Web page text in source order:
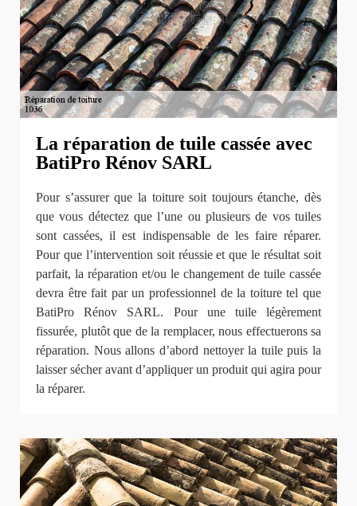
La réparation de tuile cassée avec
BatiPro Rénov SARL
Pour s’assurer que la toiture soit toujours étanche, dès
que vous détectez que l’une ou plusieurs de vos tuiles
sont cassées, il est indispensable de les faire réparer.
Pour que l’intervention soit réussie et que le résultat soit
parfait, la réparation et/ou le changement de tuile cassée
devra être fait par un professionnel de la toiture tel que
BatiPro Rénov SARL. Pour une tuile légèrement
fissurée, plutôt que de la remplacer, nous effectuerons sa
réparation. Nous allons d’abord nettoyer la tuile puis la
laisser sécher avant d’appliquer un produit qui agira pour
la réparer.